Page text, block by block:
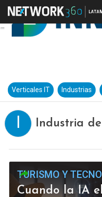
Verticales IT Industrias
I Industria
TURISMO Y
Cuando la IA